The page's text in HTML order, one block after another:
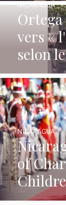
vers «
selon
NICARAGUA
of
NICARAGUA